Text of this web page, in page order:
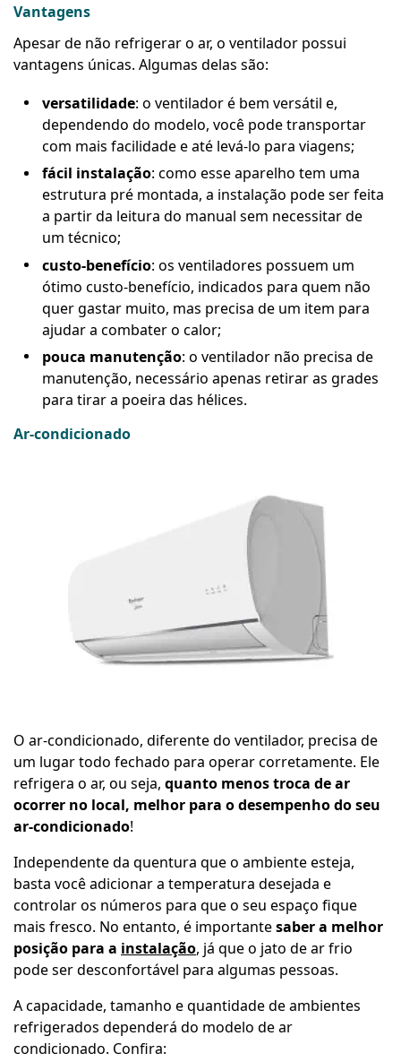
Vantagens
Apesar de não refrigerar o ar, o ventilador possui
vantagens únicas. Algumas delas são:
versatilidade: o ventilador é bem versátil e,
dependendo do modelo, você pode transportar
com mais facilidade e até levá-lo para viagens;
fácil instalação: como esse aparelho tem uma
estrutura pré montada, a instalação pode ser feita
a partir da leitura do manual sem necessitar de
um técnico;
custo-benefício: os ventiladores possuem um
ótimo custo-benefício, indicados para quem não
quer gastar muito, mas precisa de um item para
ajudar a combater o calor;
pouca manutenção: o ventilador não precisa de
manutenção, necessário apenas retirar as grades
para tirar a poeira das hélices.
Ar-condicionado
O ar-condicionado, diferente do ventilador, precisa de
um lugar todo fechado para operar corretamente. Ele
refrigera o ar, ou seja, quanto menos troca de ar
ocorrer no local, melhor para o desempenho do seu
ar-condicionado!
Independente da quentura que o ambiente esteja,
basta você adicionar a temperatura desejada e
controlar os números para que o seu espaço fique
mais fresco. No entanto, é importantesaber a melhor
posição para a instalação, já que o jato de ar frio
pode ser desconfortável para algumas pessoas.
A capacidade, tamanho e quantidade de ambientes
refrigerados dependerá do modelo de ar
condicionado. Confira: